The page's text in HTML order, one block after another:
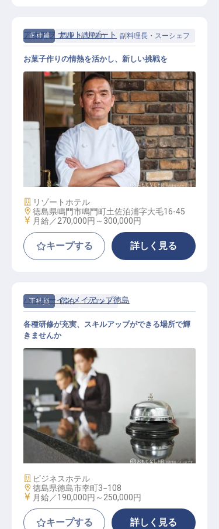
正社員 調理（調理師） 副料理長・スーシェフ
パティシエ スーシェフ
アオアヲ ナルト リゾート
お菓子作りの情熱を活かし、新しい挑戦を
施設業態
リゾートホテル
勤務地
徳島県鳴門市鳴門町土佐泊浦字大毛16-45
給与
月給／270,000円～ 300,000円
キープする 詳しく見る
正社員 宿泊 フロント
フロント
ハイパーインメイアップ徳島
各種研修が充実、スキルアップができる場所で輝
きませんか
施設業態
ビジネスホテル
勤務地
徳島県徳島市幸町3−108
給与
月給／190,000円～ 250,000円
キープする 詳しく見る